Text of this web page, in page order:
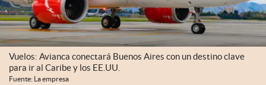
abre en nueva pestaña
Argentina
Vuelos: Avianca conectará Buenos Aires con un destino clave
para ir al Caribe y los EE.UU.
Fuente: La empresa